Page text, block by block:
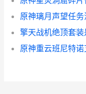
擎天战机绝顶套